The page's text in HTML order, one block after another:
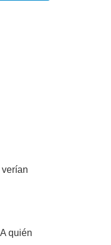
quién